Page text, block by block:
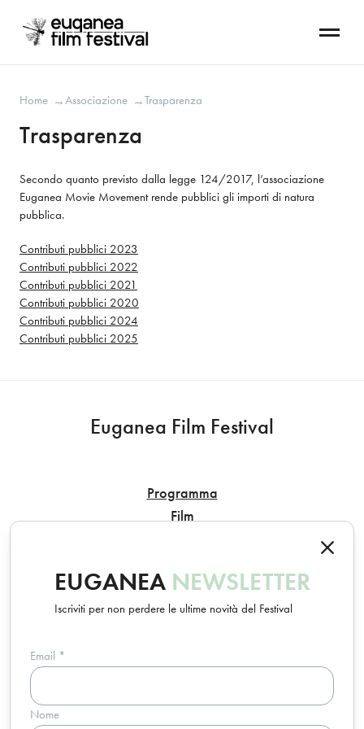
Home →Associazione →Trasparenza
Trasparenza
Secondo quanto previsto dalla legge 124/2017, l’associazione
Euganea Movie Movement rende pubblici gli importi di natura
pubblica.
Contributi pubblici 2023
Contributi pubblici 2022
Contributi pubblici 2021
Contributi pubblici 2020
Contributi pubblici 2024
Contributi pubblici 2025
EUGANEA NEWSLETTER
Iscriviti per non perdere le ultime novità del Festival
Email *
Nome
Euganea Film Festival
Programma
Film
Giuria
Chi siamo